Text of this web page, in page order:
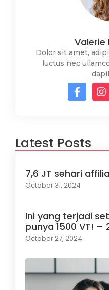
Valerie
Dolor sit amet,
luctus nec
Latest Posts
7,6 JT sehari
October 31, 2024
Ini yang terjadi
punya 1500 VT! –
October 27, 2024